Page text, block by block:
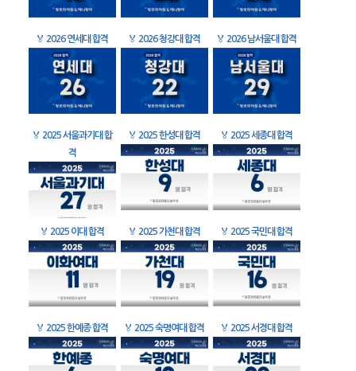
🏅 2026 연세대 합격 🏅 2026 청강대 합격 🏅 2026 남서울대 합격
🏅 2025 서울과기대 합
격
🏅 2025 한성대 합격 🏅 2025 세종대 합격
🏅 2025 이대 합격 🏅 2025 가천대 합격 🏅 2025 국민대 합격
🏅 2025 한예종 합격 🏅 2025 숙명여대 합격 🏅 2025 서경대 합격